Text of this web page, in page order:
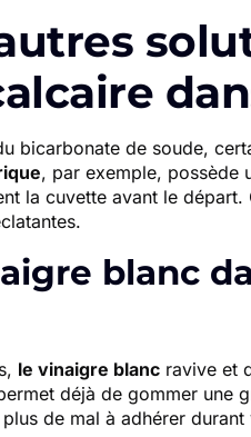
bicarbonate de soude,
, par exemple, possède
la cuvette avant le
blanc
le vinaigre blanc ravive et
déjà de gommer une
de mal à adhérer